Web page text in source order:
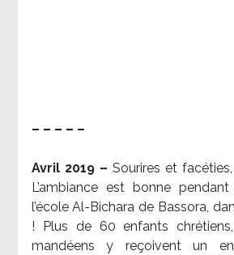
– – – – –
Avril 2019 – Sourires et
L’ambiance est bonne
l’école Al-Bichara de Bassora,
! Plus de 60 enfants
mandéens y reçoivent un